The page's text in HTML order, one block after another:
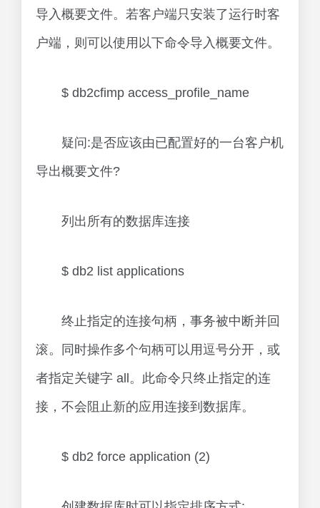
导入概要文件。若客户端只安装了运行时客
户端，则可以使用以下命令导入概要文件。
$ db2cfimp access_profile_name
疑问:是否应该由已配置好的一台客户机
导出概要文件?
列出所有的数据库连接
$ db2 list applications
终止指定的连接句柄，事务被中断并回
滚。同时操作多个句柄可以用逗号分开，或
者指定关键字 all。此命令只终止指定的连
接，不会阻止新的应用连接到数据库。
$ db2 force application (2)